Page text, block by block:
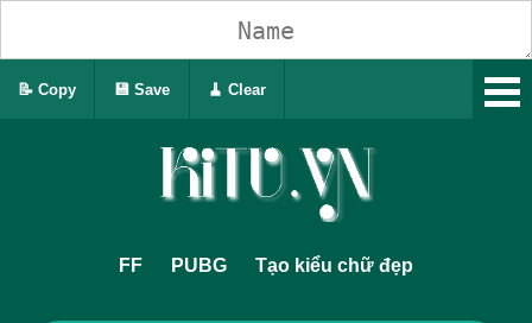
FF PUBG Tạo kiểu chữ đẹp
📝 Copy 💾 Save 🧹 Clear